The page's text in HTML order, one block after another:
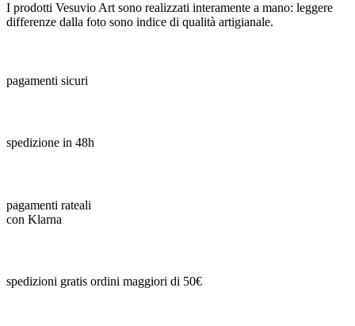
I prodotti Vesuvio Art sono realizzati interamente a mano: leggere
differenze dalla foto sono indice di qualità artigianale.
pagamenti sicuri
spedizione in 48h
pagamenti rateali
con Klarna
spedizioni gratis ordini maggiori di 50€